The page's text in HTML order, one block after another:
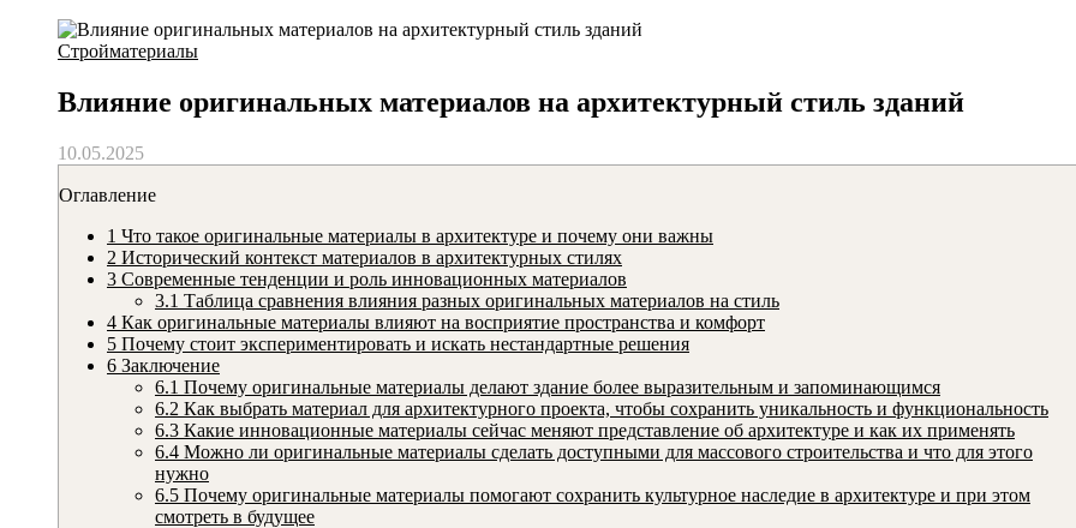
Стройматериалы
Влияние оригинальных материалов на архитектурный стиль зданий
10.05.2025
Оглавление
1 Что такое оригинальные материалы в архитектуре и почему они важны
2 Исторический контекст материалов в архитектурных стилях
3 Современные тенденции и роль инновационных материалов
3.1 Таблица сравнения влияния разных оригинальных материалов на стиль
4 Как оригинальные материалы влияют на восприятие пространства и комфорт
5 Почему стоит экспериментировать и искать нестандартные решения
6 Заключение
6.1 Почему оригинальные материалы делают здание более выразительным и запоминающимся
6.2 Как выбрать материал для архитектурного проекта, чтобы сохранить уникальность и функциональность
6.3 Какие инновационные материалы сейчас меняют представление об архитектуре и как их применять
6.4 Можно ли оригинальные материалы сделать доступными для массового строительства и что для этого
нужно
6.5 Почему оригинальные материалы помогают сохранить культурное наследие в архитектуре и при этом
смотреть в будущее